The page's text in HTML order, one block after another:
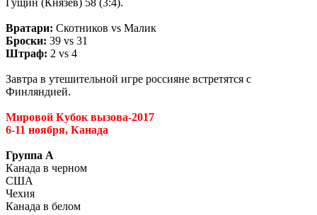
Вратари: Скотников vs Малик
Броски: 39 vs 31
Штраф: 2 vs 4
Завтра в утешительной игре россияне встретятся с
Финляндией.
Мировой Кубок вызова-2017
6-11 ноября, Канада
Группа А
Канада в черном
США
Чехия
Канада в белом